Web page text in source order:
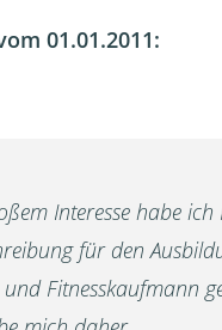
01.01.2011:
Interesse habe ich
für den
Fitnesskaufmann